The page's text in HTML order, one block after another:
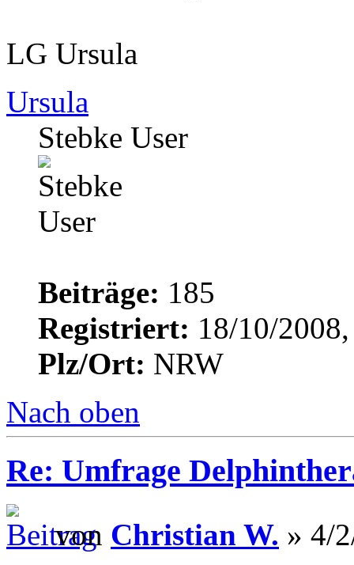
LG Ursula
Ursula
Stebke User
Beiträge: 185
Registriert: 18/10/
Plz/Ort: NRW
Nach oben
Re: Umfrage
von Christian W. » 4/